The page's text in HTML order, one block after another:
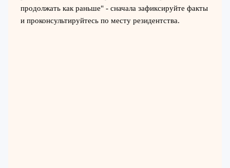
продолжать как раньше" - сначала зафиксируйте факты
и проконсультируйтесь по месту резидентства.